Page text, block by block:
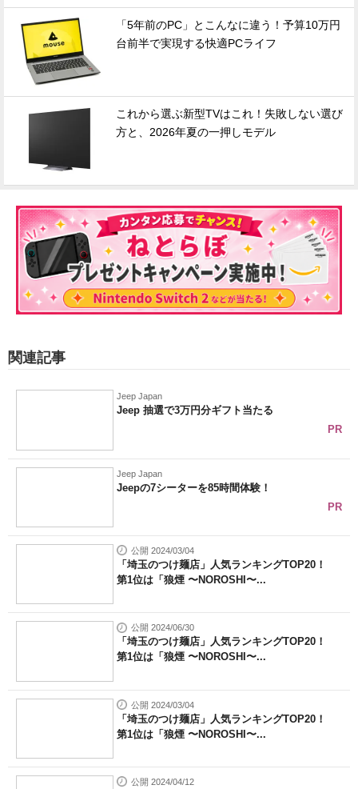
「5年前のPC」とこんなに違う！予算10万円
台前半で実現する快適PCライフ
これから選ぶ新型TVはこれ！失敗しない選び
方と、2026年夏の一押しモデル
関連記事
Jeep Japan
Jeep 抽選で3万円分ギフト当たる
PR
Jeep Japan
Jeepの7シーターを85時間体験！
PR
公開 2024/03/04
「埼玉のつけ麺店」人気ランキングTOP20！
第1位は「狼煙 〜NOROSHI〜...
公開 2024/06/30
「埼玉のつけ麺店」人気ランキングTOP20！
第1位は「狼煙 〜NOROSHI〜...
公開 2024/03/04
「埼玉のつけ麺店」人気ランキングTOP20！
第1位は「狼煙 〜NOROSHI〜...
公開 2024/04/12